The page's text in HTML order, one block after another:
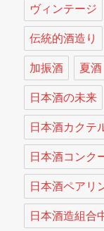
ヴィンテージ
伝統的酒造り
加振酒 夏酒
日本酒の未来
日本酒カクテ
日本酒コンク
日本酒ペアリ
日本酒造組合